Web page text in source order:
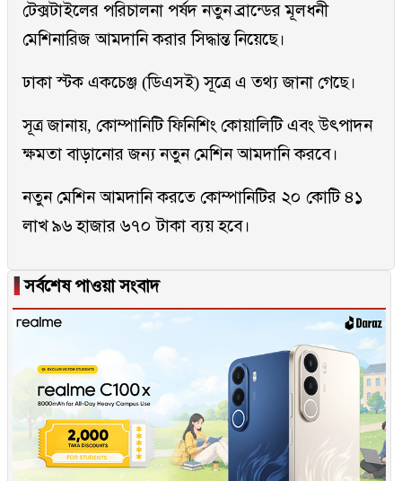
টেক্সটাইলের পরিচালনা পর্ষদ নতুন ব্রান্ডের মূলধনী
মেশিনারিজ আমদানি করার সিদ্ধান্ত নিয়েছে।
ঢাকা স্টক একচেঞ্জ (ডিএসই) সূত্রে এ তথ্য জানা গেছে।
সূত্র জানায়, কোম্পানিটি ফিনিশিং কোয়ালিটি এবং উৎপাদন
ক্ষমতা বাড়ানোর জন্য নতুন মেশিন আমদানি করবে।
নতুন মেশিন আমদানি করতে কোম্পানিটির ২০ কোটি ৪১
লাখ ৯৬ হাজার ৬৭০ টাকা ব্যয় হবে।
▐সর্বশেষ পাওয়া সংবাদ